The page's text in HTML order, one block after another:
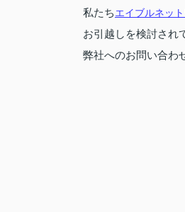
私たちエイブルネッ
お引越しを検討され
弊社へのお問い合わ